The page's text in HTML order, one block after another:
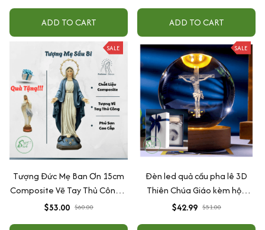
ADD TO CART
Linh mục Nguyễn Thế Thuấn)
ADD TO CART
SALE
Tượng Đức Mẹ Ban Ơn 15cm
Composite Vẽ Tay Thủ Công –
Tượng Công Giáo Mini Để Ô
$53.00 $60.00
SALE
Đèn led quả cầu pha lê 3D
Thiên Chúa Giáo kèm hộp
đựng quà tặng
$42.99 $51.00